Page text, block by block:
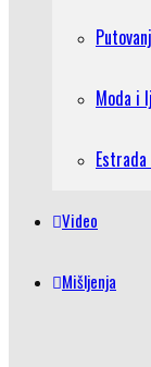
Moda i
Video
Mišljenja